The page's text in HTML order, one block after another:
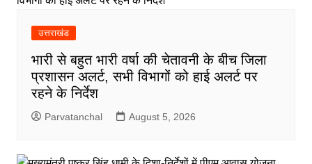
उत्तराखंड
भारी से बहुत भारी वर्षा की चेतावनी के बीच जिला
प्रशासन अलर्ट, सभी विभागों को हाई अलर्ट पर
रहने के निर्देश
Parvatanchal August 5, 2026